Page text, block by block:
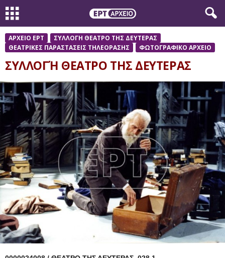
ΑΡΧΕΙΟ ΕΡΤ
ΣΥΛΛΟΓΗ ΘΕΑΤΡΟ ΤΗΣ ΔΕΥΤΕΡΑΣ
ΘΕΑΤΡΙΚΕΣ ΠΑΡΑΣΤΑΣΕΙΣ ΤΗΛΕΟΡΑΣΗΣ
ΦΩΤΟΓΡΑΦΙΚΟ ΑΡΧΕΙΟ
ΣΥΛΛΟΓΉ ΘΕΑΤΡΟ ΤΗΣ ΔΕΥΤΕΡΑΣ